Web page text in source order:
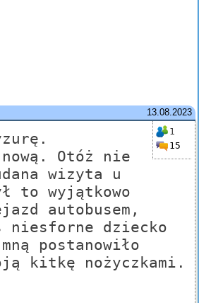
13.08.2023
1
15
Otóż nie
wizyta u
to wyjątkowo
autobusem,
niesforne dziecko
postanowiło
kitkę nożyczkami.